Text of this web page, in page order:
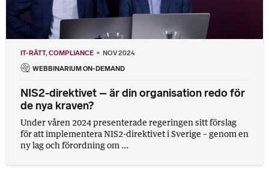
IT-RÄTT COMPLIANCE NOV 2024
WEBBINARIUM ON-DEMAND
NIS2-direktivet – är din organisation redo för
de nya kraven?
Under våren 2024 presenterade regeringen sitt förslag
för att implementera NIS2-direktivet i Sverige – genom en
ny lag och förordning om ...